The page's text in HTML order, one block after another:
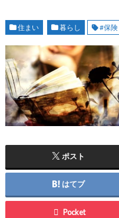
住まい 暮らし #保険
ポスト
はてブ
Pocket